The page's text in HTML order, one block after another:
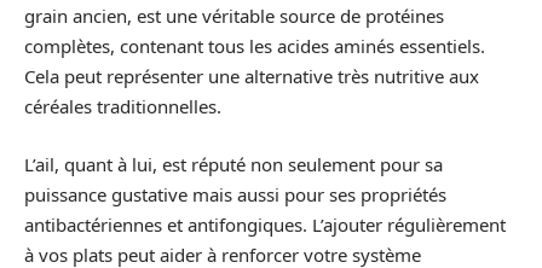
grain ancien, est une véritable source de protéines
complètes, contenant tous les acides aminés essentiels.
Cela peut représenter une alternative très nutritive aux
céréales traditionnelles.
L’ail, quant à lui, est réputé non seulement pour sa
puissance gustative mais aussi pour ses propriétés
antibactériennes et antifongiques. L’ajouter régulièrement
à vos plats peut aider à renforcer votre système